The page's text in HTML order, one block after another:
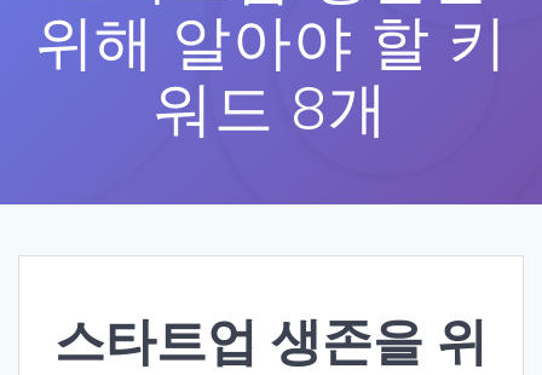
위해 알아야 할 키
워드 8개
스타트업 생존을 위